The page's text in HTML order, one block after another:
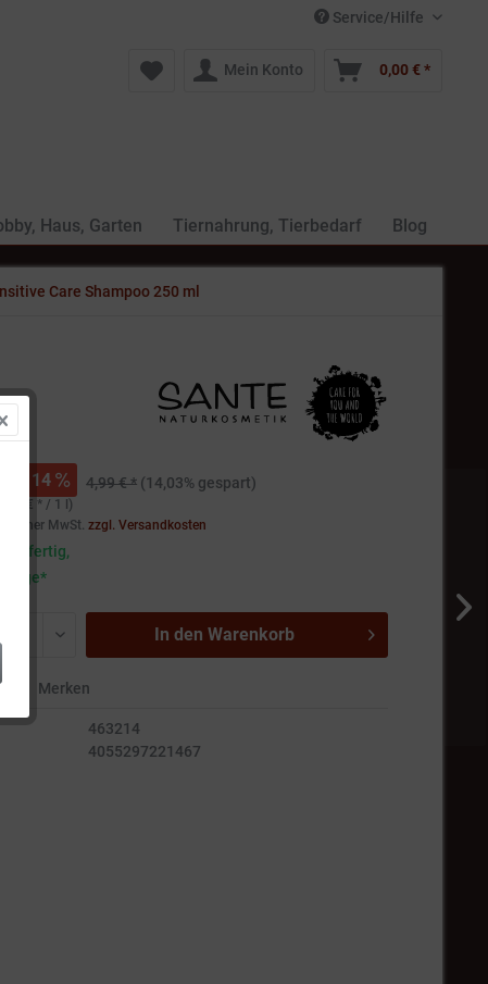
Service/Hilfe
Mein Konto 0,00 € *
Haus, Garten Tiernahrung, Tierbedarf Blog
Care Shampoo 250 ml
14 4,99 € * (14,03% gespart)
€ * / 1 l)
MwSt.zzgl. Versandkosten
Tage*
In den Warenkorb
Merken
463214
4055297221467